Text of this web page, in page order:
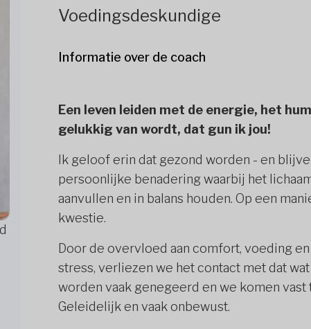
Voedingsdeskundige
Informatie over de coach
Een leven leiden met de energie, het
gelukkig van wordt, dat gun ik jou!
Ik geloof erin dat gezond worden - en
persoonlijke benadering waarbij het
aanvullen en in balans houden. Op een
kwestie.
Door de overvloed aan comfort, voeding
stress, verliezen we het contact met dat
worden vaak genegeerd en we komen
Geleidelijk en vaak onbewust.